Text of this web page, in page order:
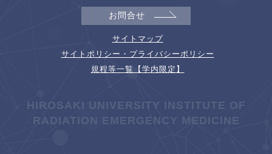
お問合せ
サイトマップ
サイトポリシー・プライバシーポリシー
規程等一覧【学内限定】
HIROSAKI UNIVERSITY INSTITUTE OF
RADIATION EMERGENCY MEDICINE